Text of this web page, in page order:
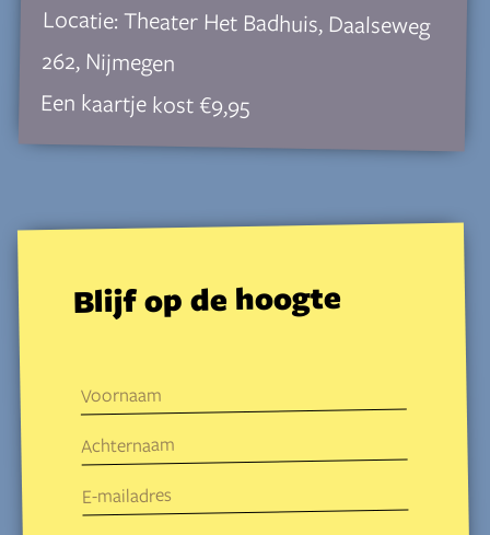
Locatie: Theater Het Badhuis, Daalseweg
262, Nijmegen
Een kaartje kost €9,95
Blijf op de hoogte